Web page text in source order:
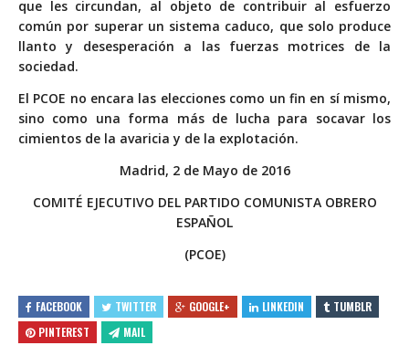
que les circundan, al objeto de contribuir al esfuerzo
común por superar un sistema caduco, que solo produce
llanto y desesperación a las fuerzas motrices de la
sociedad.
El PCOE no encara las elecciones como un fin en sí mismo,
sino como una forma más de lucha para socavar los
cimientos de la avaricia y de la explotación.
Madrid, 2 de Mayo de 2016
COMITÉ EJECUTIVO DEL PARTIDO COMUNISTA OBRERO
ESPAÑOL
(PCOE)
FACEBOOK TWITTER GOOGLE+ LINKEDIN
TUMBLR
PINTEREST
MAIL